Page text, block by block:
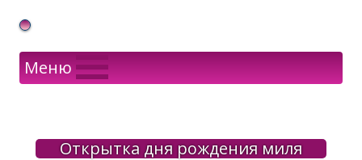
Gif Открытки в подарок
Меню
Открытка дня рождения миля